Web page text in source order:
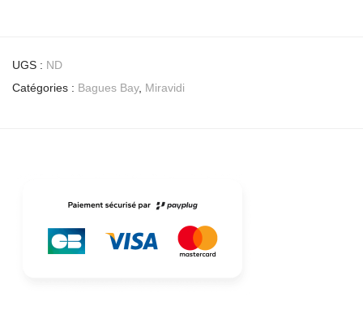
UGS : ND
Catégories : Bagues Bay, Miravidi